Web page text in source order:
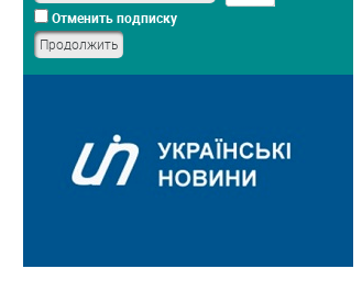
Отменить подписку